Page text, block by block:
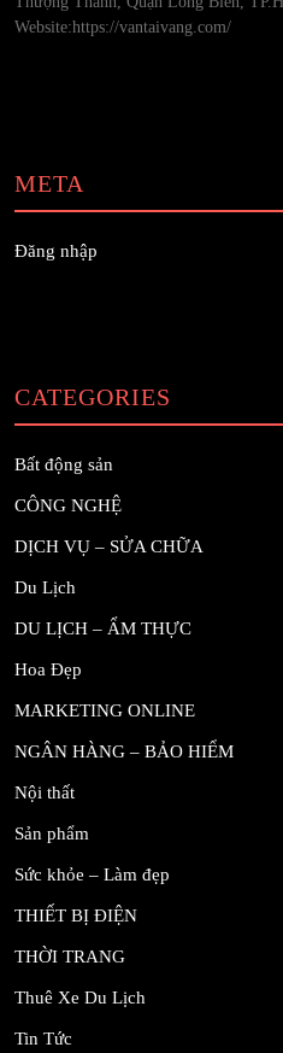
Website:https://vantaivang.com/
META
Đăng nhập
CATEGORIES
Bất động sản
CÔNG NGHỆ
DỊCH VỤ – SỬA CHỮA
Du Lịch
DU LỊCH – ẨM THỰC
Hoa Đẹp
MARKETING ONLINE
NGÂN HÀNG – BẢO HIỂM
Nội thất
Sản phẩm
Sức khỏe – Làm đẹp
THIẾT BỊ ĐIỆN
THỜI TRANG
Thuê Xe Du Lịch
Tin Tức